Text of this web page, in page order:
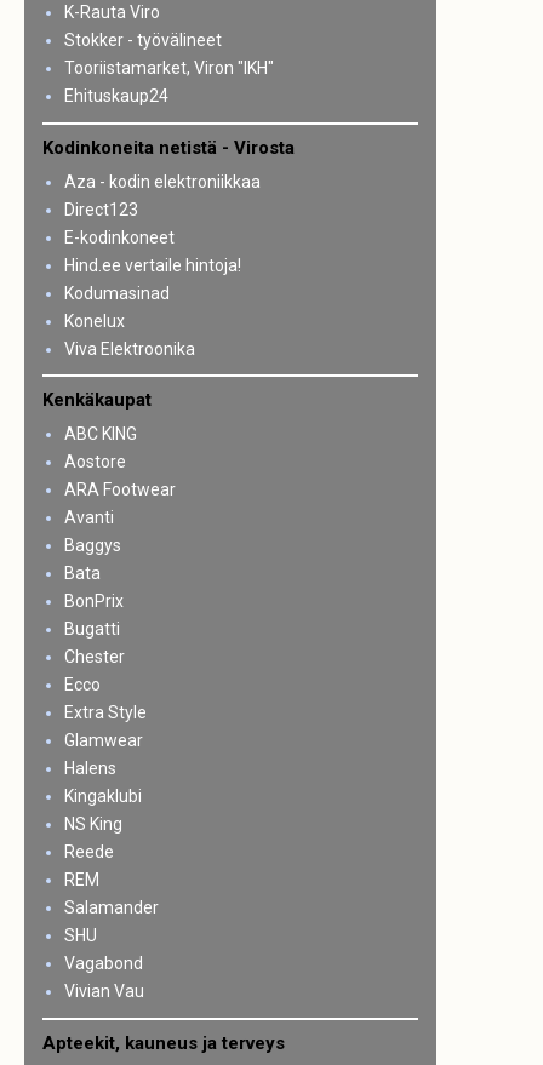
K-Rauta Viro
Stokker - työvälineet
Tooriistamarket, Viron "IKH"
Ehituskaup24
Kodinkoneita netistä - Virosta
Aza - kodin elektroniikkaa
Direct123
E-kodinkoneet
Hind.ee vertaile hintoja!
Kodumasinad
Konelux
Viva Elektroonika
Kenkäkaupat
ABC KING
Aostore
ARA Footwear
Avanti
Baggys
Bata
BonPrix
Bugatti
Chester
Ecco
Extra Style
Glamwear
Halens
Kingaklubi
NS King
Reede
REM
Salamander
SHU
Vagabond
Vivian Vau
Apteekit, kauneus ja terveys